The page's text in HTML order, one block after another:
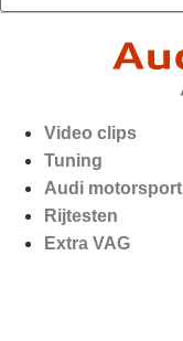
Video clips
Tuning
Audi motorsport
Rijtesten
Extra VAG